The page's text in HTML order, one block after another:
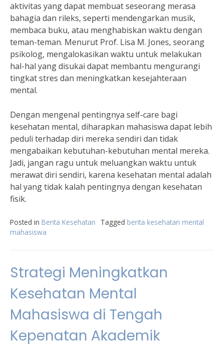
aktivitas yang dapat membuat seseorang merasa
bahagia dan rileks, seperti mendengarkan musik,
membaca buku, atau menghabiskan waktu dengan
teman-teman. Menurut Prof. Lisa M. Jones, seorang
psikolog, mengalokasikan waktu untuk melakukan
hal-hal yang disukai dapat membantu mengurangi
tingkat stres dan meningkatkan kesejahteraan
mental.
Dengan mengenal pentingnya self-care bagi
kesehatan mental, diharapkan mahasiswa dapat lebih
peduli terhadap diri mereka sendiri dan tidak
mengabaikan kebutuhan-kebutuhan mental mereka.
Jadi, jangan ragu untuk meluangkan waktu untuk
merawat diri sendiri, karena kesehatan mental adalah
hal yang tidak kalah pentingnya dengan kesehatan
fisik.
Posted in Berita Kesehatan Tagged berita kesehatan mental
mahasiswa
Strategi Meningkatkan
Kesehatan Mental
Mahasiswa di Tengah
Kepenatan Akademik